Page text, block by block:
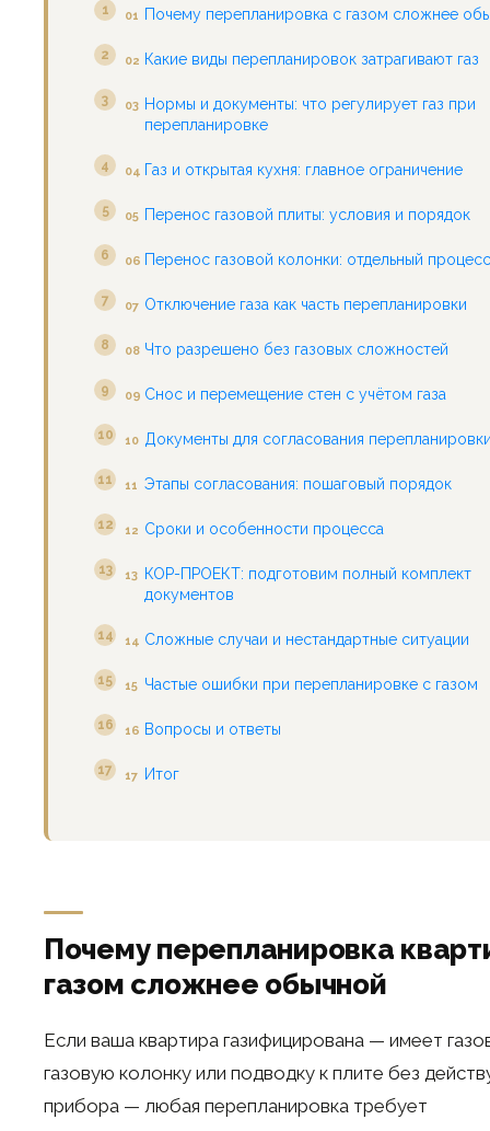
01 Почему перепланировка с газом сложнее
02 Какие виды перепланировок затрагивают газ
03 Нормы и документы: что регулирует газ при
перепланировке
04 Газ и открытая кухня: главное ограничение
05 Перенос газовой плиты: условия и порядок
06 Перенос газовой колонки: отдельный процесс
07 Отключение газа как часть перепланировки
08 Что разрешено без газовых сложностей
09 Снос и перемещение стен с учётом газа
10 Документы для согласования
11 Этапы согласования: пошаговый порядок
12 Сроки и особенности процесса
13
КОР-ПРОЕКТ: подготовим полный комплект
документов
14 Сложные случаи и нестандартные ситуации
15 Частые ошибки при перепланировке с газом
16 Вопросы и ответы
17 Итог
Почему перепланировка
газом сложнее обычной
Если ваша квартира газифицирована — имеет
газовую колонку или подводку к плите без
прибора — любая перепланировка требует